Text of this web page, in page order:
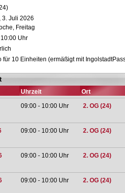
3. Juli 2026
Freitag
Uhr
für 10 Einheiten (ermäßigt mit
Uhrzeit
Ort
09:00 - 10:00 Uhr 2. OG (24)
09:00 - 10:00 Uhr 2. OG (24)
09:00 - 10:00 Uhr 2. OG (24)
09:00 - 10:00 Uhr 2. OG (24)